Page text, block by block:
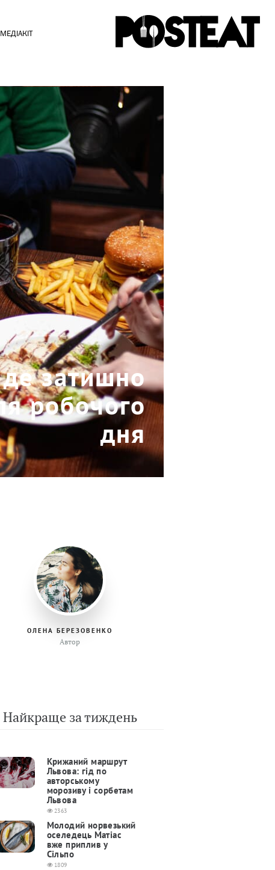
МЕДІАКІТ
затишно
робочого
дня
ОЛЕНА БЕРЕЗОВЕНКО
Автор
Найкраще за тиждень
Крижаний маршрут
Львова: гід по
авторському
морозиву і сорбетам
Львова
2363
Молодий норвезький
оселедець Матіас
вже приплив у
Сільпо
1809